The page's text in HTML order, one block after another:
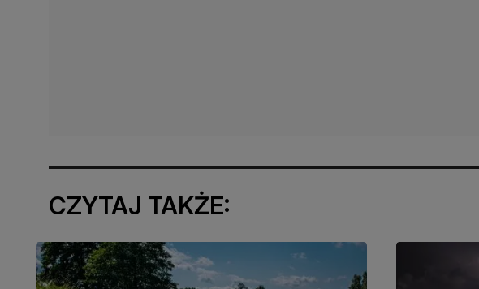
CZYTAJ TAKŻE: